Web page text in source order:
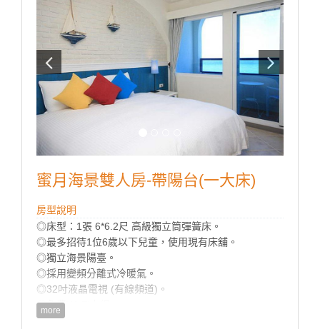
蜜月海景雙人房-帶陽台(一大床)
房型說明
◎床型：1張 6*6.2尺 高級獨立筒彈簧床。
◎最多招待1位6歲以下兒童，使用現有床舖。
◎獨立海景陽臺。
◎採用變頻分離式冷暖氣。
◎32吋液晶電視 (有線頻道)。
◎免費Wi-Fi上網。
◎乾濕分離獨立衛浴及古典浴缸。
more